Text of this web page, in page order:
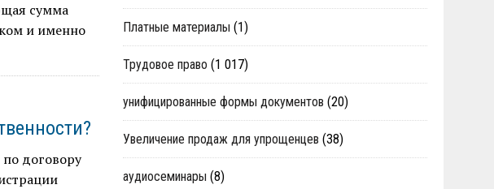
сумма
и именно
договору
Платные материалы (1)
Трудовое право (1 017)
унифицированные формы документов (20)
Увеличение продаж для упрощенцев (38)
аудиосеминары (8)